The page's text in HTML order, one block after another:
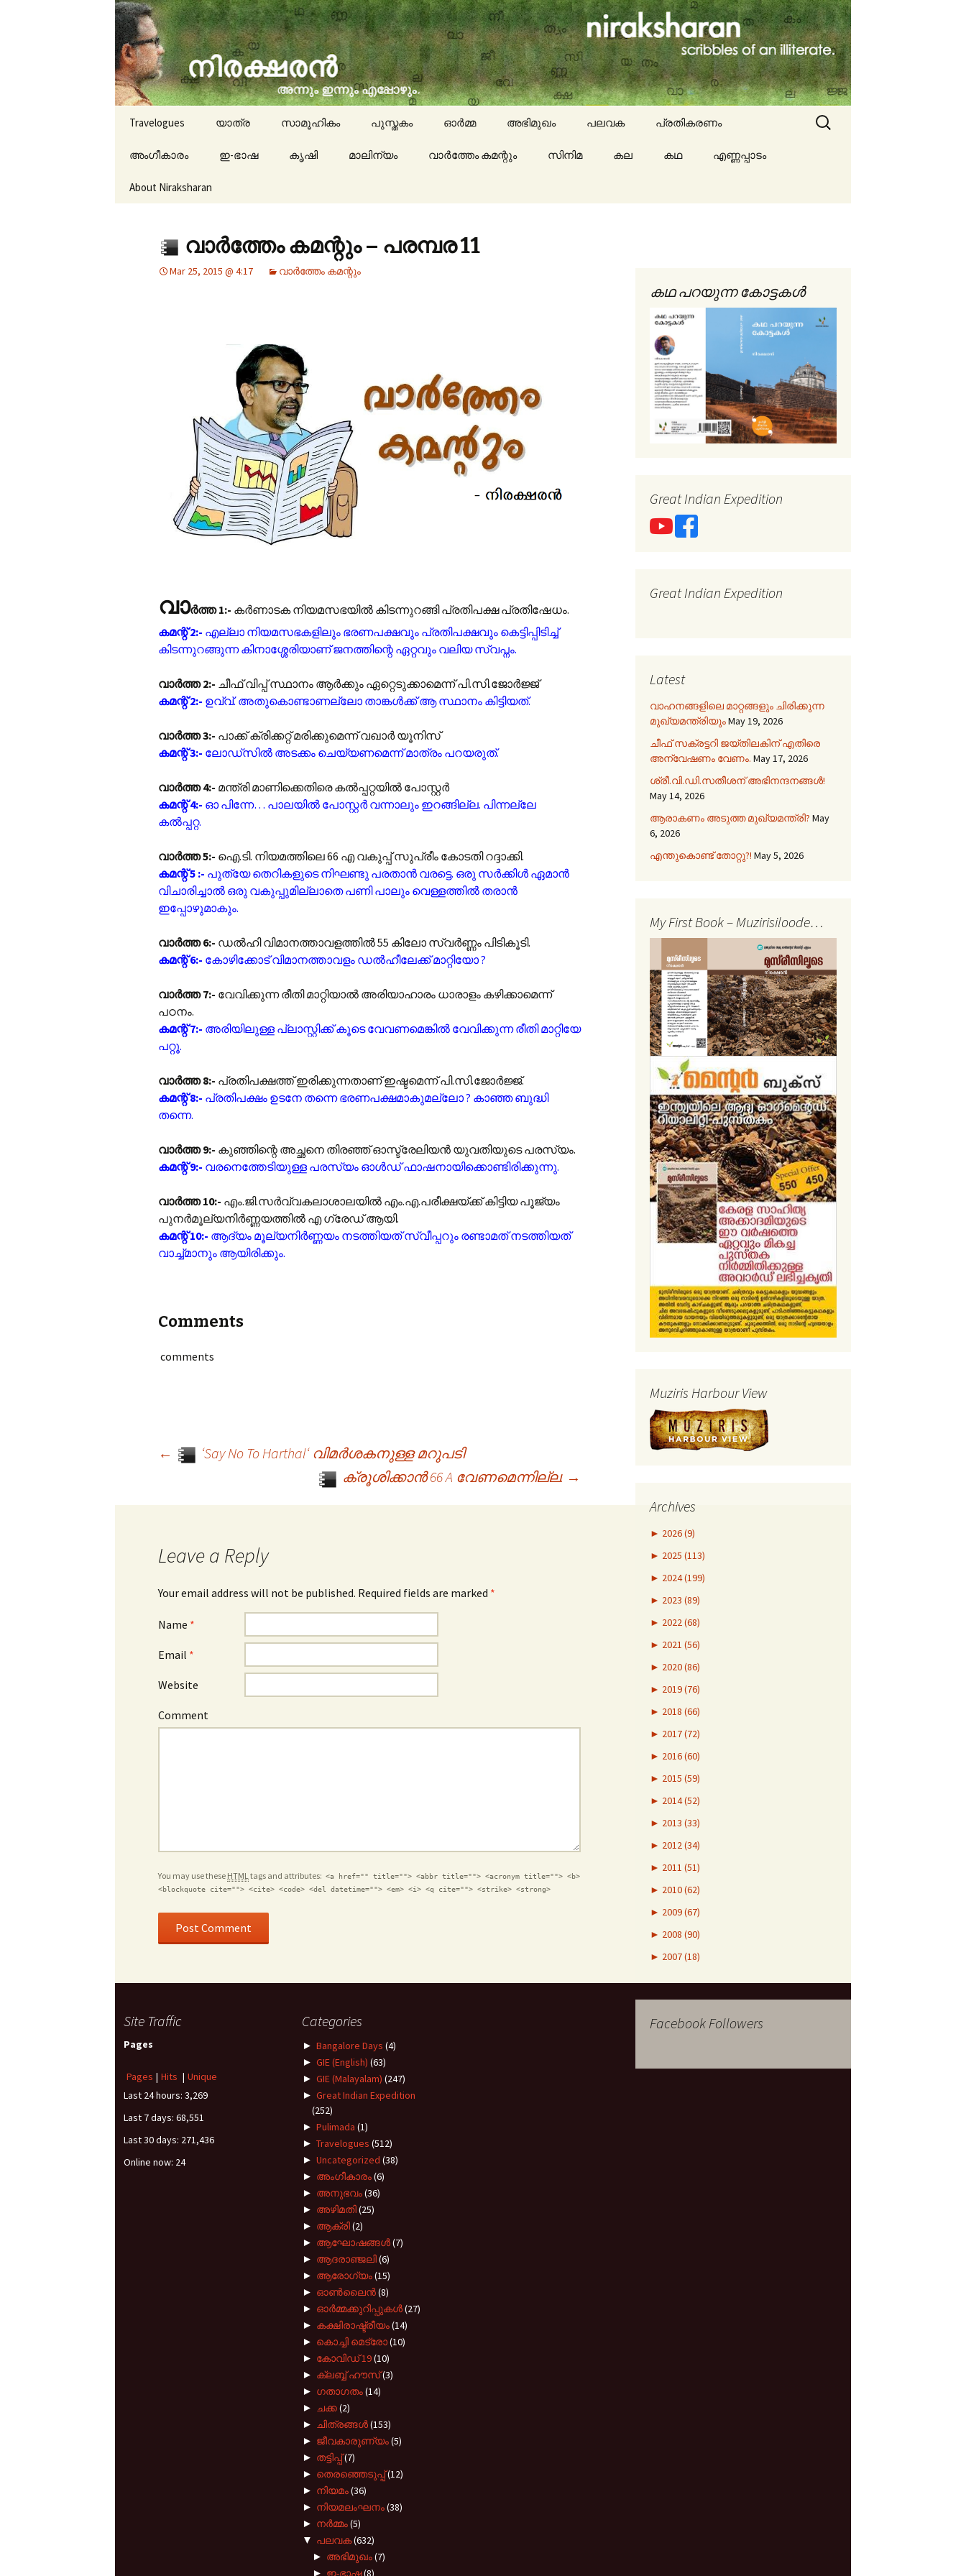
niraksharan (നിരക്ഷരൻ)
travelogues, book reviews, social issues, cinema, memories & lot more…
Skip to content
Travelogues യാത്ര സാമൂഹികം പുസ്തകം ഓർമ്മ അഭിമുഖം പലവക
കായികം
പ്രതികരണം
അംഗീകാരം ഇ-ഭാഷ കൃഷി മാലിന്യം വാർത്തേം കമന്റും സിനിമ കല കഥ എണ്ണപ്പാടം
About Niraksharan
Search
for:
വാർത്തേം കമന്റും – പരമ്പര 11
Mar 25, 2015 @ 4:17 വാർത്തേം കമന്റും
വാർത്ത 1:- കര്‍ണാടക നിയമസഭയില്‍ കിടന്നുറങ്ങി പ്രതിപക്ഷ പ്രതിഷേധം.
കമന്റ് 2:- എല്ലാ നിയമസഭകളിലും ഭരണപക്ഷവും പ്രതിപക്ഷവും കെട്ടിപ്പിടിച്ച്
കിടന്നുറങ്ങുന്ന കിനാശ്ശേരിയാണ് ജനത്തിന്റെ ഏറ്റവും വലിയ സ്വപ്നം.
വാർത്ത 2:- ചീഫ് വിപ്പ് സ്ഥാനം ആർക്കും ഏറ്റെടുക്കാമെന്ന് പി.സി.ജോർജ്ജ്
കമന്റ് 2:- ഉവ്വ്. അതുകൊണ്ടാണല്ലോ താങ്കൾക്ക് ആ സ്ഥാനം കിട്ടിയത്.
വാർത്ത 3:- പാക്ക് ക്രിക്കറ്റ് മരിക്കുമെന്ന് വഖാർ യൂനിസ്
കമന്റ് 3:- ലോഡ്സിൽ അടക്കം ചെയ്യണമെന്ന് മാത്രം പറയരുത്.
വാർത്ത 4:- മന്ത്രി മാണിക്കെതിരെ കൽ‌പ്പറ്റയിൽ പോസ്റ്റർ
കമന്റ് 4:- ഓ പിന്നേ… പാലയിൽ പോസ്റ്റർ വന്നാലും ഇറങ്ങില്ല. പിന്നല്ലേ
കൽ‌പ്പറ്റ.
വാർത്ത 5:- ഐ.ടി. നിയമത്തിലെ 66 എ വകുപ്പ് സുപ്രീം കോടതി റദ്ദാക്കി.
കമന്റ് 5 :- പുത്യേ തെറികളുടെ നിഘണ്ടു പരതാൻ വരട്ടെ. ഒരു സർക്കിൾ ഏമാൻ
വിചാരിച്ചാൽ ഒരു വകുപ്പുമില്ലാതെ പണി പാലും വെള്ളത്തിൽ തരാൻ
ഇപ്പോഴുമാകും.
വാർത്ത 6:- ഡൽഹി വിമാനത്താവളത്തിൽ 55 കിലോ സ്വർണ്ണം പിടികൂടി.
കമന്റ് 6:- കോഴിക്കോട് വിമാനത്താവളം ഡൽഹീലേക്ക് മാറ്റിയോ ?
വാർത്ത 7:- വേവിക്കുന്ന രീതി മാറ്റിയാൽ അരിയാഹാരം ധാരാളം കഴിക്കാമെന്ന്
പഠനം.
കമന്റ് 7:- അരിയിലുള്ള പ്ലാസ്റ്റിക്ക് കൂടെ വേവണമെങ്കിൽ വേവിക്കുന്ന രീതി മാറ്റിയേ
പറ്റൂ.
വാർത്ത 8:- പ്രതിപക്ഷത്ത് ഇരിക്കുന്നതാണ് ഇഷ്ടമെന്ന് പി.സി.ജോർജ്ജ്.
കമന്റ് 8:- പ്രതിപക്ഷം ഉടനേ തന്നെ ഭരണപക്ഷമാകുമല്ലോ ? കാഞ്ഞ ബുദ്ധി
തന്നെ.
വാർത്ത 9:- കുഞ്ഞിന്റെ അച്ഛനെ തിരഞ്ഞ് ഓസ്ട്രേലിയൻ യുവതിയുടെ പരസ്യം.
കമന്റ് 9:- വരനെത്തേടിയുള്ള പരസ്യം ഓൾഡ് ഫാഷനായിക്കൊണ്ടിരിക്കുന്നു.
വാർത്ത 10:- എം.ജി.സർവ്വകലാശാലയിൽ എം.എ.പരീക്ഷയ്ക്ക് കിട്ടിയ പൂജ്യം
പുനർമൂല്യനിർണ്ണയത്തിൽ എ ഗ്രേഡ് ആയി.
കമന്റ് 10:- ആദ്യം മൂല്യനിർണ്ണയം നടത്തിയത്സ്വീപ്പറു ം രണ്ടാമത് നടത്തിയത്
വാച്ച്മാനും ആയിരിക്കും.
Comments
comments
←
‘Say No To Harthal‘ വിമർശകനുള്ള മറുപടി
ക്രൂശിക്കാൻ 66 A വേണമെന്നില്ല. →
Leave a Reply
Your email address will not be published. Required fields are marked *
Name *
Email *
Website
Comment
You may use these HTML tags and attributes: <a href="" title=""> <abbr title=""> <acronym title=""> <b>
<blockquote cite=""> <cite> <code> <del datetime=""> <em> <i> <q cite=""> <strike> <strong>
കഥ പറയുന്ന കോട്ടകൾ
Great Indian Expedition
Great Indian Expedition
Latest
വാഹനങ്ങളിലെ മാറ്റങ്ങളും ചിരിക്കുന്ന
മുഖ്യമന്ത്രിയുംMay 19, 2026
ചീഫ് സക്രട്ടറി ജയ്തിലകിന് എതിരെ
അന്വേഷണം വേണം. May 17, 2026
ശ്രീ.വി.ഡി.സതീശന് അഭിനന്ദനങ്ങൾ!
May 14, 2026
ആരാകണം അടുത്ത മുഖ്യമന്ത്രി? May
6, 2026
എന്തുകൊണ്ട് തോറ്റു?! May 5, 2026
My First Book – Muzirisiloode…
Muziris Harbour View
Archives
► 2026 (9)
► 2025 (113)
► 2024 (199)
► 2023 (89)
► 2022 (68)
► 2021 (56)
► 2020 (86)
► 2019 (76)
► 2018 (66)
► 2017 (72)
► 2016 (60)
► 2015 (59)
► 2014 (52)
► 2013 (33)
► 2012 (34)
► 2011 (51)
► 2010 (62)
► 2009 (67)
► 2008 (90)
► 2007 (18)
Facebook Followers
Site Traffic
Pages
Pages | Hits | Unique
Last 24 hours: 3,269
Last 7 days: 68,551
Last 30 days: 271,436
Online now: 24
Categories
► Bangalore Days (4)
► GIE (English) (63)
► GIE (Malayalam) (247)
► Great Indian Expedition
(252)
► Pulimada (1)
► Travelogues (512)
► Uncategorized (38)
► അംഗീകാരം(6)
► അനുഭവം(36)
► അഴിമതി(25)
► ആക്രി(2)
► ആഘോഷങ്ങൾ(7)
► ആദരാഞ്ജലി(6)
► ആരോഗ്യം(15)
► ഓൺലൈൻ(8)
► ഓർമ്മക്കുറിപ്പുകൾ(27)
► കക്ഷിരാഷ്ട്രീയം(14)
► കൊച്ചി മെട്രോ(10)
► കോവിഡ് 19(10)
► ക്ലബ്ബ് ഹൗസ്(3)
► ഗതാഗതം(14)
► ചക്ക(2)
► ചിത്രങ്ങൾ(153)
► ജീവകാരുണ്യം(5)
► തട്ടിപ്പ്(7)
► തെരഞ്ഞെടുപ്പ്(12)
► നിയമം(36)
► നിയമലംഘനം(38)
► നർമ്മം(5)
▼ പലവക(632)
► അഭിമുഖം(7)
► ഇ-ഭാഷ(8)